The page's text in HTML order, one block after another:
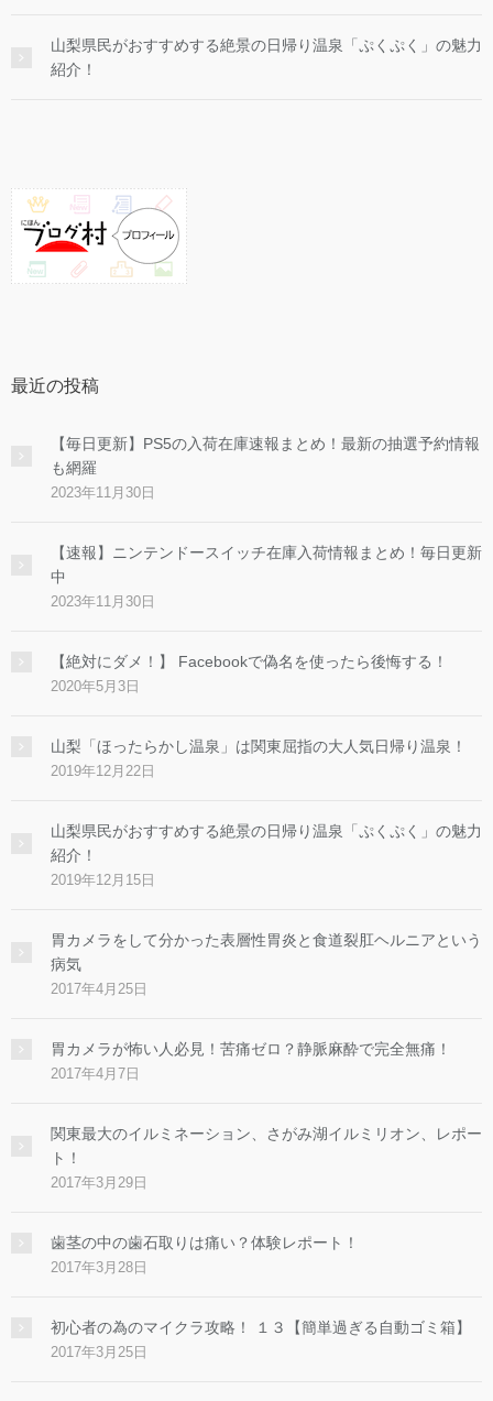
山梨県民がおすすめする絶景の日帰り温泉「ぷくぷく」の魅力
紹介！
最近の投稿
【毎日更新】PS5の入荷在庫速報まとめ！最新の抽選予約情報
も網羅
2023年11月30日
【速報】ニンテンドースイッチ在庫入荷情報まとめ！毎日更新
中
2023年11月30日
【絶対にダメ！】 Facebookで偽名を使ったら後悔する！
2020年5月3日
山梨「ほったらかし温泉」は関東屈指の大人気日帰り温泉！
2019年12月22日
山梨県民がおすすめする絶景の日帰り温泉「ぷくぷく」の魅力
紹介！
2019年12月15日
胃カメラをして分かった表層性胃炎と食道裂肛ヘルニアという
病気
2017年4月25日
胃カメラが怖い人必見！苦痛ゼロ？静脈麻酔で完全無痛！
2017年4月7日
関東最大のイルミネーション、さがみ湖イルミリオン、レポー
ト！
2017年3月29日
歯茎の中の歯石取りは痛い？体験レポート！
2017年3月28日
初心者の為のマイクラ攻略！ １３【簡単過ぎる自動ゴミ箱】
2017年3月25日